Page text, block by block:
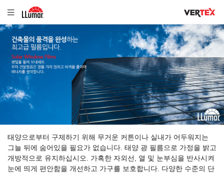
태양으로부터 구제하기 위해 무거운 커튼이나 실내가 어두워지는
그늘 뒤에 숨어있을 필요가 없습니다. 태양 광 필름으로 가정을 밝고
개방적으로 유지하십시오. 가혹한 자외선, 열 및 눈부심을 반사시켜
눈에 띄게 편안함을 개선하고 가구를 보호합니다. 다양한 수준의 단